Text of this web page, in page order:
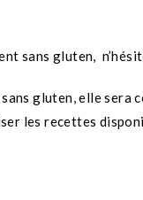
sans gluten,
gluten, elle sera
les recettes